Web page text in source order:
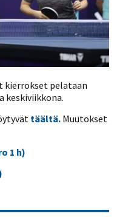
pelataan
keskiviikkona.
täältä. Muutokset
1 h)